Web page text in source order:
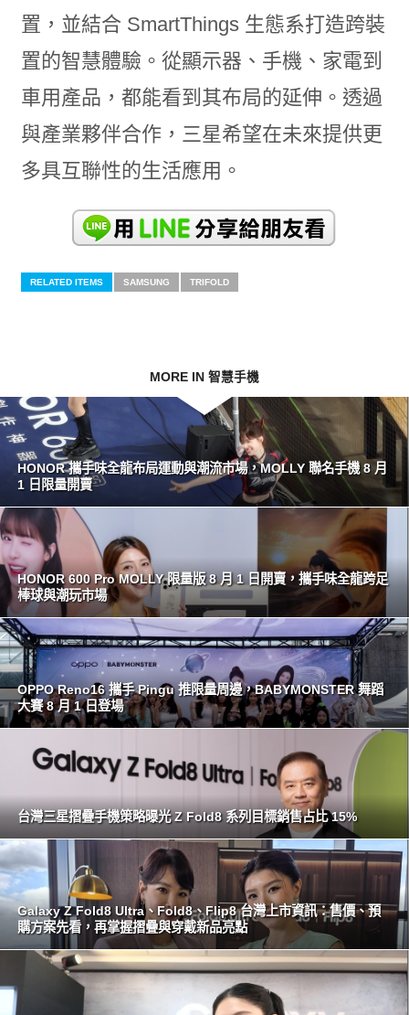
置，並結合 SmartThings 生態系打造跨裝
置的智慧體驗。從顯示器、手機、家電到
車用產品，都能看到其布局的延伸。透過
與產業夥伴合作，三星希望在未來提供更
多具互聯性的生活應用。
RELATED ITEMS SAMSUNG TRIFOLD
MORE IN 智慧手機
HONOR 攜手味全龍布局運動與潮流市場，MOLLY 聯名手機 8 月
1 日限量開賣
HONOR 600 Pro MOLLY 限量版 8 月 1 日開賣，攜手味全龍跨足
棒球與潮玩市場
OPPO Reno16 攜手 Pingu 推限量周邊，BABYMONSTER 舞蹈
大賽 8 月 1 日登場
台灣三星摺疊手機策略曝光 Z Fold8 系列目標銷售占比 15%
Galaxy Z Fold8 Ultra、Fold8、Flip8 台灣上市資訊：售價、預
購方案先看，再掌握摺疊與穿戴新品亮點